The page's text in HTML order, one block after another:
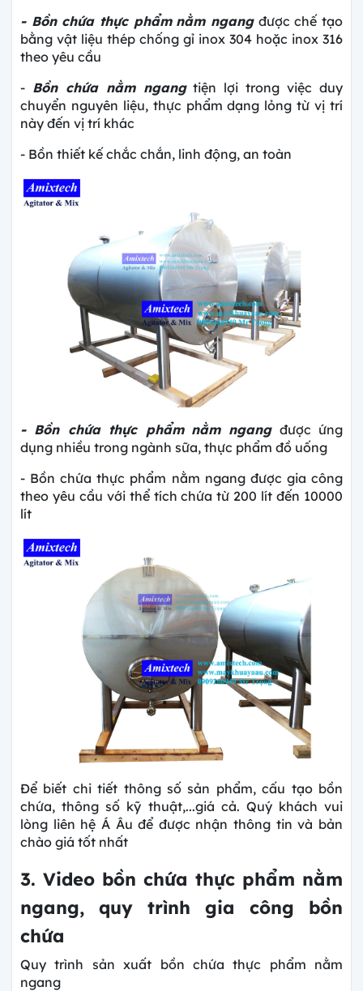
- Bồn chứa thực phẩm nằm ngangđược chế tạo
bằng vật liệu thép chống gỉ inox 304 hoặc inox 316
theo yêu cầu
- Bồn chứa nằm ngangtiện lợi trong việc duy
chuyển nguyên liệu, thực phẩm dạng lỏng từ vị trí
này đến vị trí khác
- Bồn thiết kế chắc chắn, linh động, an toàn
- Bồn chứa thực phẩm nằm ngang được ứng
dụng nhiều trong ngành sữa, thực phẩm đồ uống
- Bồn chứa thực phẩm nằm ngang được gia công
theo yêu cầu với thể tích chứa từ 200 lít đến 10000
lít
Để biết chi tiết thông số sản phẩm, cấu tạo bồn
chứa, thông số kỹ thuật,...giá cả. Quý khách vui
lòng liên hệ Á Âu để được nhận thông tin và bản
chào giá tốt nhất
3. Video bồn chứa thực phẩm nằm
ngang, quy trình gia công bồn
chứa
Quy trình sản xuất bồn chứa thực phẩm nằm
ngang